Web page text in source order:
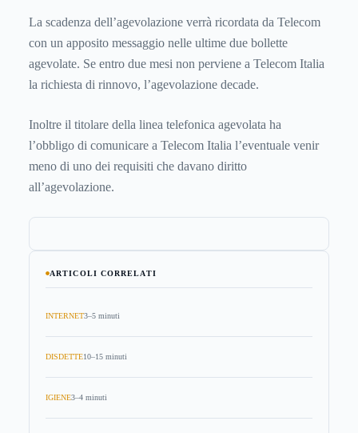
La scadenza dell’agevolazione verrà ricordata da Telecom
con un apposito messaggio nelle ultime due bollette
agevolate. Se entro due mesi non perviene a Telecom Italia
la richiesta di rinnovo, l’agevolazione decade.
Inoltre il titolare della linea telefonica agevolata ha
l’obbligo di comunicare a Telecom Italia l’eventuale venir
meno di uno dei requisiti che davano diritto
all’agevolazione.
ARTICOLI CORRELATI
INTERNET3–5 minuti
DISDETTE10–15 minuti
IGIENE3–4 minuti